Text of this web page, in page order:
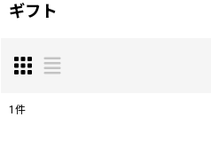
ギフト
1 件